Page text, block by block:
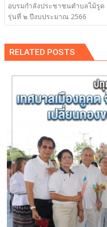
อบรมกําลังประชาชนตําบลไม้รูด
รุ่นที่ ๒ ปีงบประมาณ 2566
RELATED POSTS